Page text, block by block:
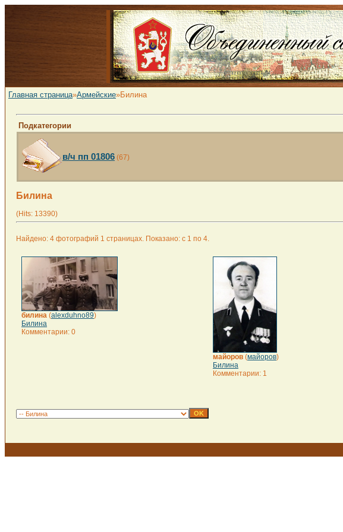
Главная страница»Армейские»Билина
Подкатегории
в/ч пп 01806 (67)
Билина
(Hits: 13390)
Найдено: 4 фотографий 1 страницах. Показано: с 1 по 4.
билина (alexduhno89)
Билина
Комментарии: 0
майоров (майоров)
Билина
Комментарии: 1